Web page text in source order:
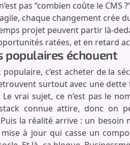
pas “combien coûte le CMS
chaque changement crée
projet peuvent partir là-
ratées, et en retard
populaires échouent
c’est acheter de la
surtout avec une
vrai sujet, ce n’est pas le
connue attire, donc on
la réalité arrive : un besoin
à jour qui casse un